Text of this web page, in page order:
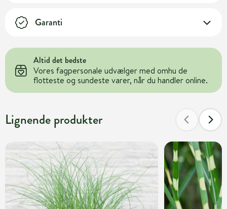
Garanti
Altid det bedste
Vores fagpersonale udvælger med omhu de
flotteste og sundeste varer, når du handler online.
Lignende produkter